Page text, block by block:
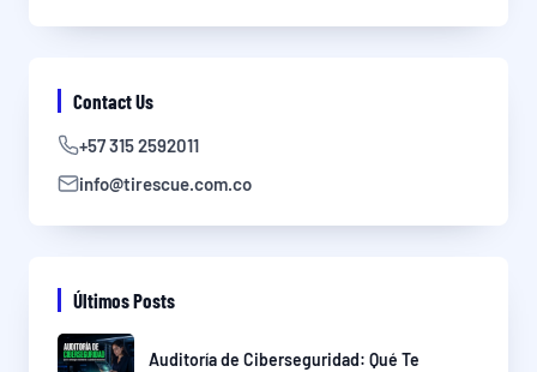
Contact Us
+57 315 2592011
info@tirescue.com.co
Últimos Posts
Auditoría de Ciberseguridad: Qué Te